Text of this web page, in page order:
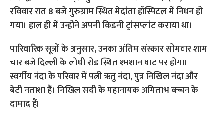
रविवार रात 8 बजे गुरुग्राम स्थित मेदांता हॉस्पिटल में निधन हो
गया। हाल ही में उन्होंने अपनी किडनी ट्रांसप्लांट कराया था।
पारिवारिक सूत्रों के अनुसार, उनका अंतिम संस्कार सोमवार शाम
चार बजे दिल्ली के लोधी रोड स्थित श्मशान घाट पर होगा।
स्वर्गीय नंदा के परिवार में पत्नी ऋतु नंदा, पुत्र निखिल नंदा और
बेटी नताशा हैं। निखिल सदी के महानायक अमिताभ बच्चन के
दामाद हैं।